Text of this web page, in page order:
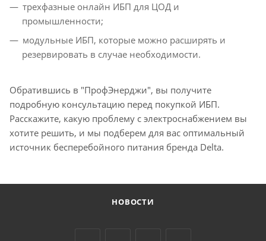
трехфазные онлайн ИБП для ЦОД и
промышленности;
модульные ИБП, которые можно расширять и
резервировать в случае необходимости.
Обратившись в "ПрофЭнерджи", вы получите
подробную консультацию перед покупкой ИБП.
Расскажите, какую проблему с электроснабжением вы
хотите решить, и мы подберем для вас оптимальный
источник бесперебойного питания бренда Delta.
НОВОСТИ